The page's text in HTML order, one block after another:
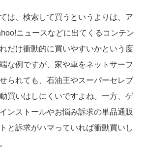
は、検索して買うというよりは、ア
ニュースなどに出てくるコンテン
だけ衝動的に買いやすいかという度
な例ですが、家や車をネットサーフ
られても、石油王やスーパーセレブ
買いはしにくいですよね。一方、ゲ
ンストールやお悩み訴求の単品通販
と訴求がハマっていれば衝動買いし